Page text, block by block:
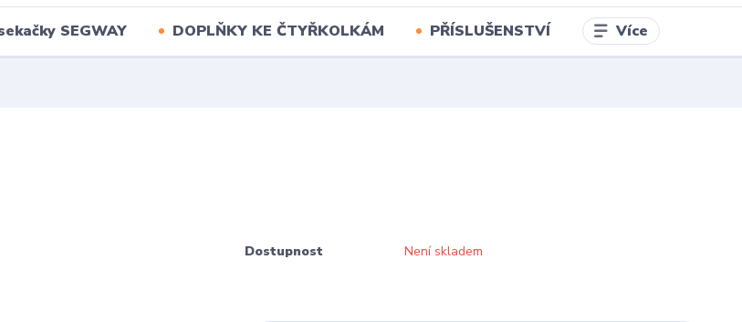
SEGWAY DOPLŇKY KE ČTYŘKOLKÁM PŘÍSLUŠENSTVÍ Více
Dostupnost Není skladem